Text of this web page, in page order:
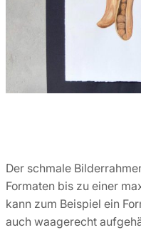
Der schmale
Formaten bis zu einer
kann zum Beispiel ein
auch waagerecht